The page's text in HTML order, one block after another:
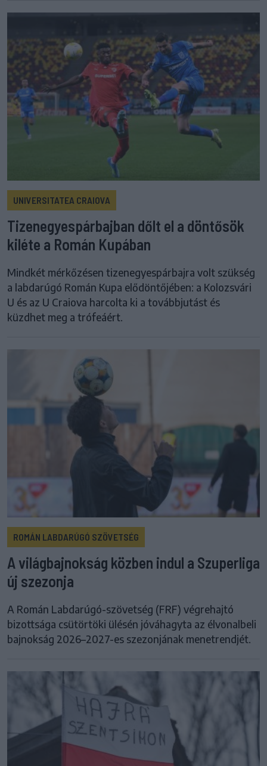
UNIVERSITATEA CRAIOVA
Tizenegyespárbajban dőlt el a döntősök
kiléte a Román Kupában
Mindkét mérkőzésen tizenegyespárbajra volt szükség
a labdarúgó Román Kupa elődöntőjében: a Kolozsvári
U és az U Craiova harcolta ki a továbbjutást és
küzdhet meg a trófeáért.
ROMÁN LABDARÚGÓ SZÖVETSÉG
A világbajnokság közben indul a Szuperliga
új szezonja
A Román Labdarúgó-szövetség (FRF) végrehajtó
bizottsága csütörtöki ülésén jóváhagyta az élvonalbeli
bajnokság 2026–2027-es szezonjának menetrendjét.